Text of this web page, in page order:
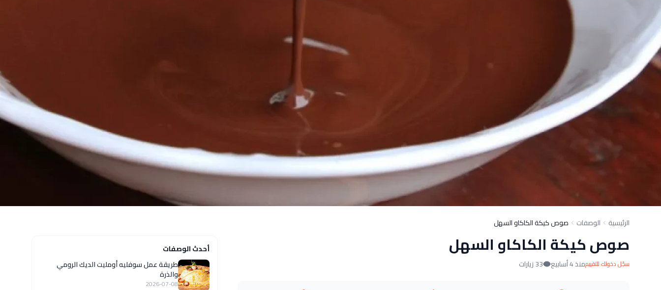
الرئيسية الوصفات صوص كيكة الكاكاو السهل
صوص كيكة الكاكاو السهل
سجّل دخولك للتقييممنذ 4 أسابيع 33 زيارات
أحدث الوصفات
طريقة عمل سوفليه أومليت الديك الرومي
والذرة
2026-07-08